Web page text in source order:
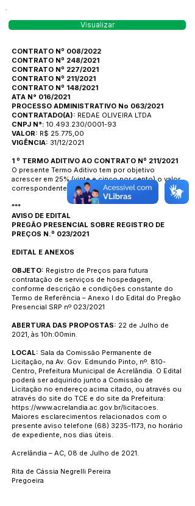
Visualizar
CONTRATO Nº 008/2022
CONTRATO Nº 248/2021
CONTRATO Nº 227/2021
CONTRATO Nº 211/2021
CONTRATO Nº 148/2021
ATA N° 016/2021
PROCESSO ADMINISTRATIVO No 063/2021
CONTRATADO(A): REDAE OLIVEIRA LTDA
CNPJ N°: 10.493.230/0001-93
VALOR: R$ 25.775,00
VIGÊNCIA: 31/12/2021
1 º TERMO ADITIVO AO CONTRATO Nº 211/2021
O presente Termo Aditivo tem por objetivo
acrescer em 25% (vinte e cinco por cento) o valor
correspondente do Contrato Nº 111/2021.
***
AVISO DE EDITAL
PREGÃO PRESENCIAL SOBRE REGISTRO DE
PREÇOS N.º 023/2021
EDITAL E ANEXOS
OBJETO: Registro de Preços para futura
contratação de serviços de hospedagem,
conforme descrição e condições constante do
Termo de Referência – Anexo I do Edital do Pregão
Presencial SRP nº 023/2021
ABERTURA DAS PROPOSTAS: 22 de Julho de
2021, às 10h:00min.
LOCAL: Sala da Comissão Permanente de
Licitação, na Av. Gov. Edmundo Pinto, nº. 810-
Centro, Prefeitura Municipal de Acrelândia. O Edital
poderá ser adquirido junto a Comissão de
Licitação no endereço acima citado, ou através ou
através do site do TCE e do site da Prefeitura:
https://www.acrelandia.ac.gov.br/licitacoes.
Maiores esclarecimentos relacionados com o
presente aviso telefone (68) 3235-1173, no horário
de expediente, nos dias úteis.
Acrelândia – AC, 08 de Julho de 2021.
Rita de Cássia Negrelli Pereira
Pregoeira